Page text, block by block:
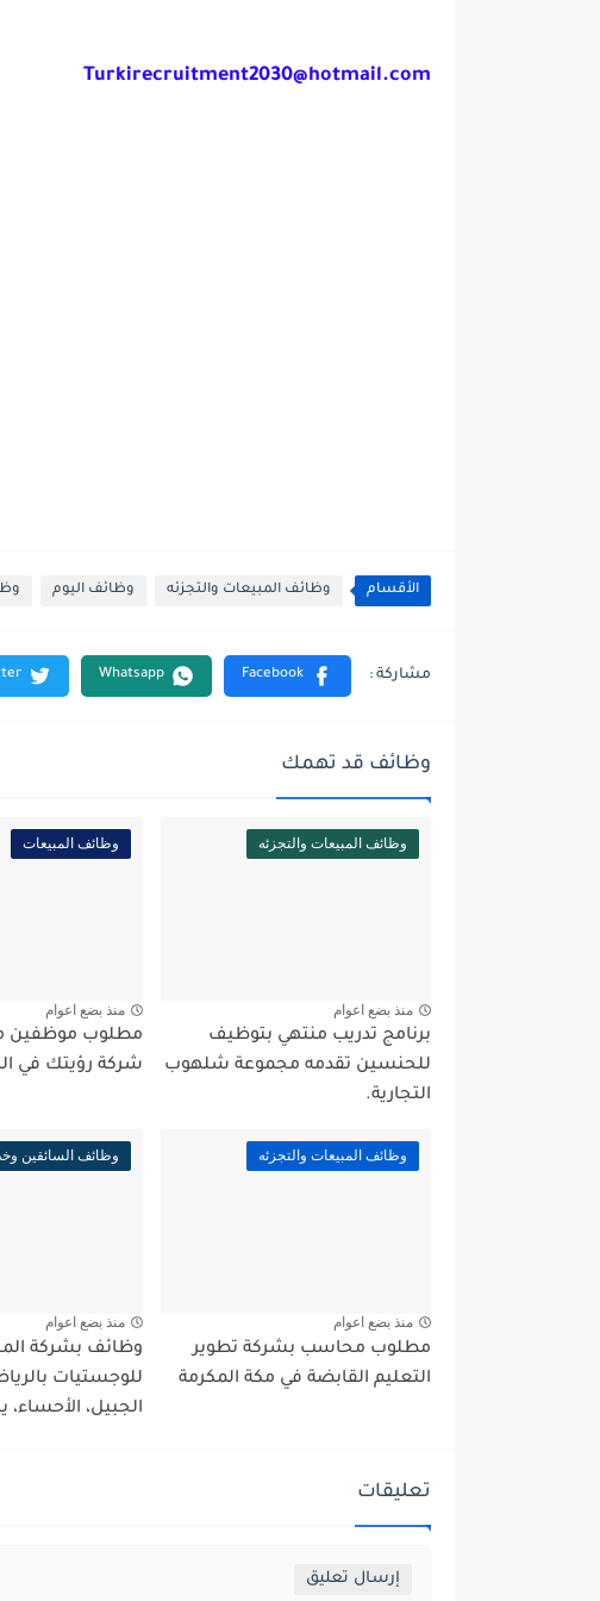
Turkirecruitment2030@hotmail.com
الأقسام وظائف المبيعات والتجزئه وظائف اليوم
وظائف قد تهمك
وظائف المبيعات والتجزئه
منذ بضع اعوام
برنامج تدريب منتهي بتوظيف
للحنسين تقدمه مجموعة شلهوب
التجارية.
وظائف المبيعات
منذ بضع اعوام
مطلوب موظفين
شركة رؤيتك في
وظائف المبيعات والتجزئه
منذ بضع اعوام
مطلوب محاسب بشركة تطوير
التعليم القابضة في مكة المكرمة
وظائف السائقين
منذ بضع اعوام
وظائف بشركة
للوجستيات
الجبيل، الأحساء،
تعليقات
إرسال تعليق